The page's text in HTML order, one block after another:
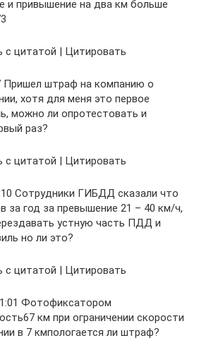
и привышение на два км больше
с цитатой | Цитировать
Пришел штраф на компанию о
хотя для меня это первое
можно ли опротестовать и
раз?
с цитатой | Цитировать
Сотрудники ГИБДД сказали что
за год за превышение 21 – 40 км/ч,
устную часть ПДД и
но ли это?
с цитатой | Цитировать
Фотофиксатором
км при ограничении скорости
в 7 кмпологается ли штраф?